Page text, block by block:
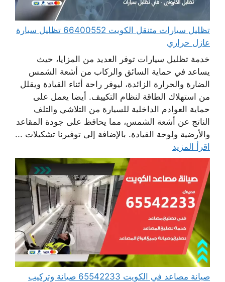
تظليل سيارات متنقل الكويت 66400552 تظليل سيارة
عازل حراري
خدمة تظليل سيارات توفر العديد من المزايا، حيث
يساعد في حماية السائق والركاب من أشعة الشمس
الضارة والحرارة الزائدة، ليوفر راحة أثناء القيادة ويقلل
من استهلاك الطاقة لنظام التكييف. أيضا يعمل على
حماية العوادم الداخلية للسيارة من التلاشي والتلف
الناتج عن أشعة الشمس، مما يحافظ على جودة المقاعد
والأرضية ولوحة القيادة. بالإضافة إلى توفيرنا تشكيلات ...
اقرأ المزيد
صيانة مصاعد في الكويت 65542233 صيانة وتركيب